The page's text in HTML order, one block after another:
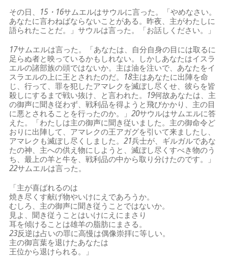
その日、 15・16サムエルはサウルに言った。「やめなさい。
あなたに言わねばならないことがある。昨夜、主がわたしに
語られたことだ。」サウルは言った。「お話しください。」
17サムエルは言った。「あなたは、自分自身の目には取るに
足らぬ者と映っているかもしれない。しかしあなたはイスラ
エルの諸部族の頭ではないか。主は油を注いで、あなたをイ
スラエルの上に王とされたのだ。 18主はあなたに出陣を命
じ、行って、罪を犯したアマレクを滅ぼし尽くせ、彼らを皆
殺しにするまで戦い抜け、と言われた。 19何故あなたは、主
の御声に聞き従わず、戦利品を得ようと飛びかかり、主の目
に悪とされることを行ったのか。」20サウルはサムエルに答
えた。「わたしは主の御声に聞き従いました。主の御命令ど
おりに出陣して、アマレクの王アガグを引いて来ましたし、
アマレクも滅ぼし尽くしました。21兵士が、ギルガルであな
たの神、主への供え物にしようと、滅ぼし尽くすべき物のう
ち、最上の羊と牛を、戦利品の中から取り分けたのです。」
22サムエルは言った。
「主が喜ばれるのは
焼き尽くす献げ物やいけにえであろうか。
むしろ、主の御声に聞き従うことではないか。
見よ、聞き従うことはいけにえにまさり
耳を傾けることは雄羊の脂肪にまさる。
23反逆は占いの罪に高慢は偶像崇拝に等しい。
主の御言葉を退けたあなたは
王位から退けられる。」